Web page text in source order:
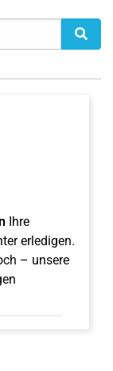
Ihre
erledigen.
– unsere